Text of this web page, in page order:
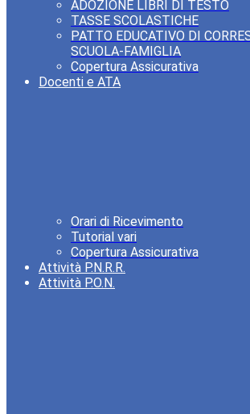
ADOZIONE LIBRI DI TESTO
TASSE SCOLASTICHE
PATTO EDUCATIVO DI
SCUOLA-FAMIGLIA
Copertura Assicurativa
Docenti e ATA
Orari di Ricevimento
Tutorial vari
Copertura Assicurativa
Attività P.N.R.R.
Attività P.O.N.